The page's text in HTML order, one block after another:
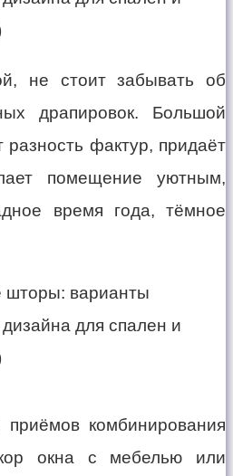
не стоит забывать об
драпировок. Большой
разность фактур, придаёт
помещение уютным,
время года, тёмное
комбинирования
окна с мебелью или